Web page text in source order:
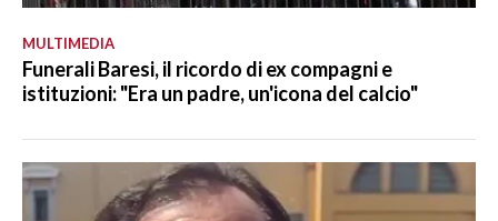
MULTIMEDIA
Funerali Baresi, il ricordo di ex compagni e
istituzioni: "Era un padre, un'icona del calcio"